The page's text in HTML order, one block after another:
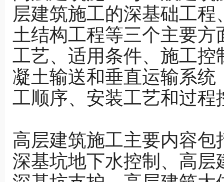
层建筑施工的深基础工
土结构工程等三个主要
工艺、适用条件、施工
凝土输送和垂直运输系
工顺序、安装工艺和过程
高层建筑施工主要内容
深基坑地下水控制、高